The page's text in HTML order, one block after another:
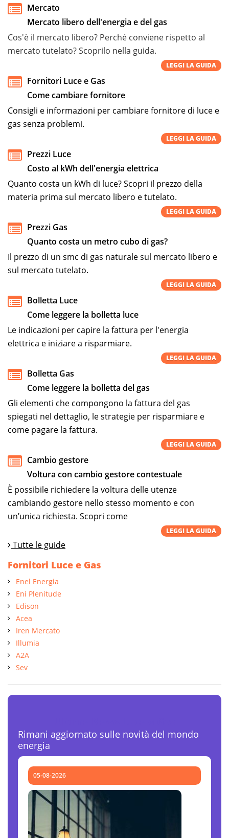
Mercato
Mercato libero dell'energia e del gas
Cos'è il mercato libero? Perché conviene rispetto al
mercato tutelato? Scoprilo nella guida.
LEGGI LA GUIDA
Fornitori Luce e Gas
Come cambiare fornitore
Consigli e informazioni per cambiare fornitore di luce e
gas senza problemi.
LEGGI LA GUIDA
Prezzi Luce
Costo al kWh dell'energia elettrica
Quanto costa un kWh di luce? Scopri il prezzo della
materia prima sul mercato libero e tutelato.
LEGGI LA GUIDA
Prezzi Gas
Quanto costa un metro cubo di gas?
Il prezzo di un smc di gas naturale sul mercato libero e
sul mercato tutelato.
LEGGI LA GUIDA
Bolletta Luce
Come leggere la bolletta luce
Le indicazioni per capire la fattura per l'energia
elettrica e iniziare a risparmiare.
LEGGI LA GUIDA
Bolletta Gas
Come leggere la bolletta del gas
Gli elementi che compongono la fattura del gas
spiegati nel dettaglio, le strategie per risparmiare e
come pagare la fattura.
LEGGI LA GUIDA
Cambio gestore
Voltura con cambio gestore contestuale
È possibile richiedere la voltura delle utenze
cambiando gestore nello stesso momento e con
un’unica richiesta. Scopri come
LEGGI LA GUIDA
Tutte le guide
Fornitori Luce e Gas
Enel Energia
Eni Plenitude
Edison
Acea
Iren Mercato
Illumia
A2A
Sev
Rimani aggiornato sulle novità del mondo
energia
05-08-2026